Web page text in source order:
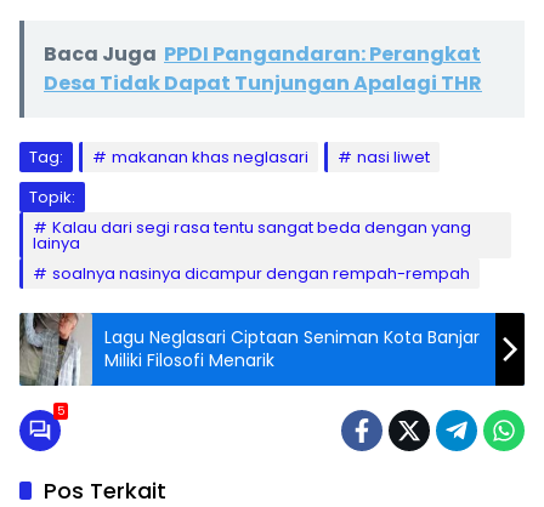
Baca Juga PPDI Pangandaran: Perangkat
Desa Tidak Dapat Tunjungan Apalagi THR
Tag: makanan khas neglasari
nasi liwet
Topik:
Kalau dari segi rasa tentu sangat beda dengan yang
lainya
soalnya nasinya dicampur dengan rempah-rempah
Lagu Neglasari Ciptaan Seniman Kota Banjar
Miliki Filosofi Menarik
5
Pos Terkait